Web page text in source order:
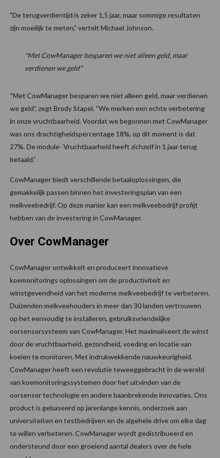
"De terugverdientijd is zeker 1,5 jaar, maar sommige resultaten
zijn moeilijk te meten,” vertelt Michael Johnson.
"Met CowManager besparen we niet alleen geld, maar
verdienen we geld"
“Met CowManager besparen we niet alleen geld, maar verdienen
we geld”, zegt Brody Stapel. “We merken een echte verbetering
in onze vruchtbaarheid. Voordat we begonnen met CowManager
was ons drachtigheidspercentage 18%, op dit moment is dat
27%. De module- Vruchtbaarheid heeft zichzelf in 1 jaar terug
betaald.”
CowManager biedt verschillende betaaloplossingen, die
gemakkelijk passen binnen het investeringsplan van een
melkveebedrijf. Op deze manier kan een melkveebedrijf profijt
hebben van de investering in CowManager.
Over CowManager
CowManager ontwikkelt en produceert innovatieve
koemonitorings oplossingen om de productiviteit en
winstgevendheid van het moderne melkveebedrijf te verbeteren.
Duizenden melkveehouders in meer dan 30 landen vertrouwen
op het eenvoudig te installeren, gebruiksvriendelijke
oorsensorsysteem van CowManager. Het maximaliseert de winst
door de vruchtbaarheid, gezondheid, voeding en locatie van
koeien te monitoren. Met indrukwekkende nauwkeurigheid.
CowManager heeft een revolutie teweeggebracht in de wereld
van koemonitoringssystemen door het uitvinden van de
oorsensor technologie en andere baanbrekende innovaties. Ons
product is gebaseerd op jarenlange kennis, onderzoek aan
universiteiten en testbedrijven en de algehele drive om elke dag
te willen verbeteren. CowManager wordt gedistribueerd en
ondersteund door een groeiend aantal dealers over de hele